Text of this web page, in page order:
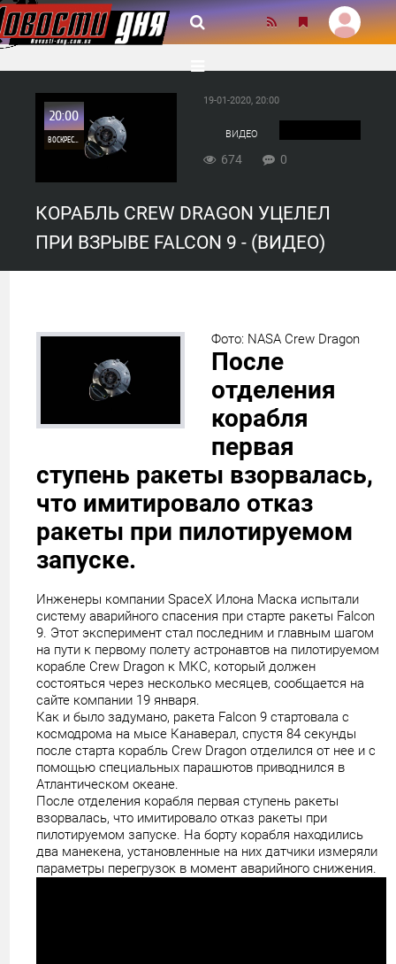
20:00
ВОСКРЕСЕНЬЕ
674
19-01-2020, 20:00
ВИДЕО
674 0
КОРАБЛЬ CREW DRAGON УЦЕЛЕЛ
ПРИ ВЗРЫВЕ FALCON 9 - (ВИДЕО)
Фото: NASA Crew Dragon
После
отделения
корабля
первая
ступень ракеты взорвалась,
что имитировало отказ
ракеты при пилотируемом
запуске.
Инженеры компании SpaceX Илона Маска испытали
систему аварийного спасения при старте ракеты Falcon
9. Этот эксперимент стал последним и главным шагом
на пути к первому полету астронавтов на пилотируемом
корабле Crew Dragon к МКС, который должен
состояться через несколько месяцев, сообщается на
сайте компании 19 января.
Как и было задумано, ракета Falcon 9 стартовала с
космодрома на мысе Канаверал, спустя 84 секунды
после старта корабль Crew Dragon отделился от нее и с
помощью специальных парашютов приводнился в
Атлантическом океане.
После отделения корабля первая ступень ракеты
взорвалась, что имитировало отказ ракеты при
пилотируемом запуске. На борту корабля находились
два манекена, установленные на них датчики измеряли
параметры перегрузок в момент аварийного снижения.